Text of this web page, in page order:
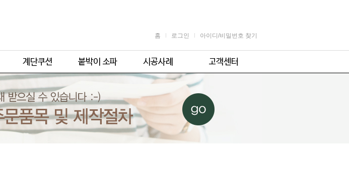
홈 로그인 아이디/비밀번호 찾기
주문형
기본형
어린이용
업소용
체육시설용
견적 및 제휴문의
자주 묻는 질문
주의사항